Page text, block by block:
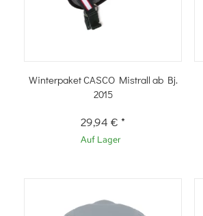
Schnellkauf
Winterpaket CASCO Mistrall ab Bj.
2015
29,94 €*
Auf Lager